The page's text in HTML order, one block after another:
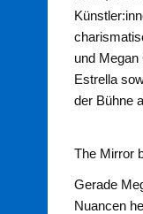
und
Estrella
der Bühne
The Mirror
Gerade
Nuancen